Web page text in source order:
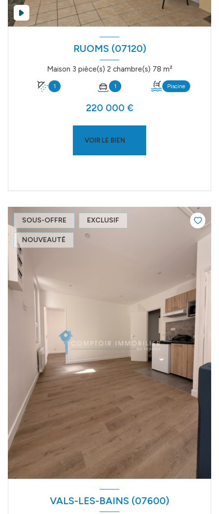
RUOMS (07120)
Maison 3 pièce(s) 2 chambre(s) 78 m²
1 1 Piscine
220 000 €
VOIR LE BIEN
SOUS-OFFRE EXCLUSIF
NOUVEAUTÉ
VALS-LES-BAINS (07600)